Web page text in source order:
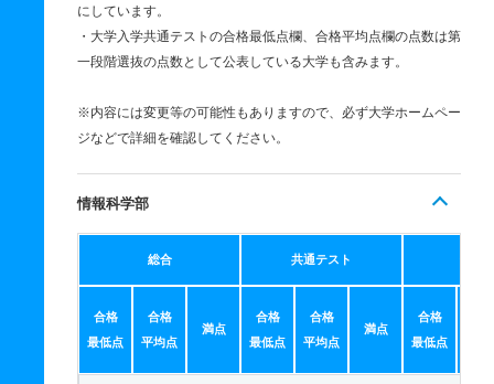
にしています。
・大学入学共通テストの合格最低点欄、合格平均点欄の点数は第
一段階選抜の点数として公表している大学も含みます。
※内容には変更等の可能性もありますので、必ず大学ホームペー
ジなどで詳細を確認してください。
情報科学部
総合 共通テスト
合格
最低点
合格
平均点
満点
合格
最低点
合格
平均点
満点
合格
最低点